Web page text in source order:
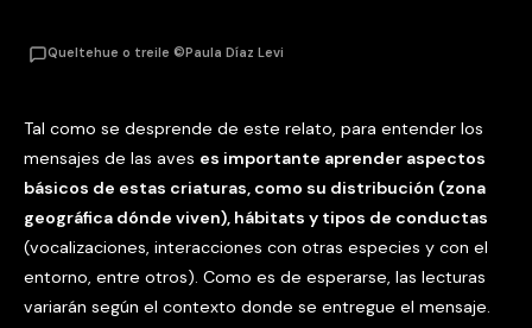
Queltehue o treile ©Paula Díaz Levi
Tal como se desprende de este relato, para entender los
mensajes de las aves es importante aprender aspectos
básicos de estas criaturas, como su distribución (zona
geográfica dónde viven), hábitats y tipos de conductas
(vocalizaciones, interacciones con otras especies y con el
entorno, entre otros). Como es de esperarse, las lecturas
variarán según el contexto donde se entregue el mensaje.